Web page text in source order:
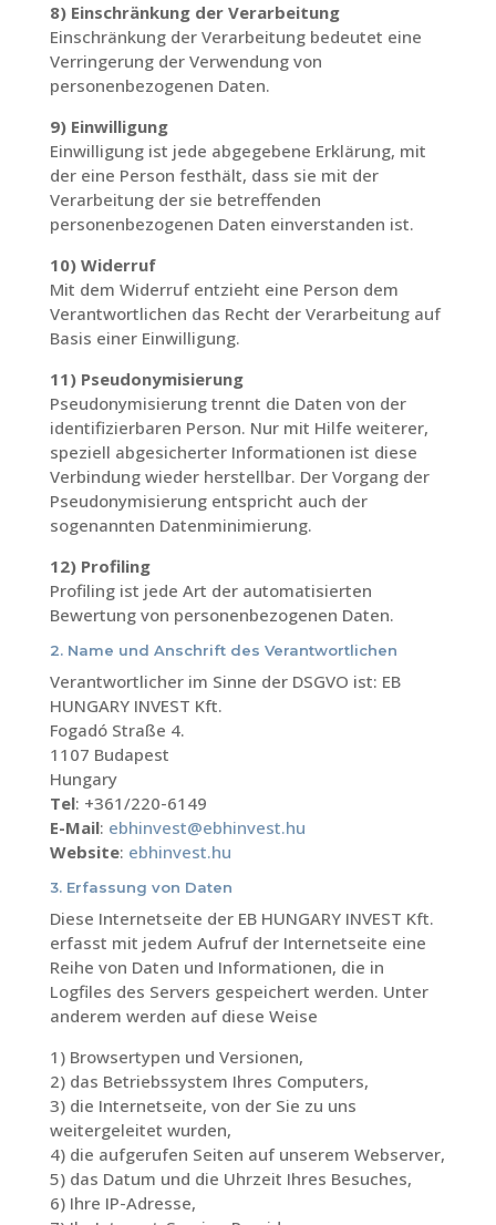
8) Einschränkung der Verarbeitung
Einschränkung der Verarbeitung bedeutet eine
Verringerung der Verwendung von
personenbezogenen Daten.
9) Einwilligung
Einwilligung ist jede abgegebene Erklärung, mit
der eine Person festhält, dass sie mit der
Verarbeitung der sie betreffenden
personenbezogenen Daten einverstanden ist.
10) Widerruf
Mit dem Widerruf entzieht eine Person dem
Verantwortlichen das Recht der Verarbeitung auf
Basis einer Einwilligung.
11) Pseudonymisierung
Pseudonymisierung trennt die Daten von der
identifizierbaren Person. Nur mit Hilfe weiterer,
speziell abgesicherter Informationen ist diese
Verbindung wieder herstellbar. Der Vorgang der
Pseudonymisierung entspricht auch der
sogenannten Datenminimierung.
12) Profiling
Profiling ist jede Art der automatisierten
Bewertung von personenbezogenen Daten.
2. Name und Anschrift des Verantwortlichen
Verantwortlicher im Sinne der DSGVO ist: EB
HUNGARY INVEST Kft.
Fogadó Straße 4.
1107 Budapest
Hungary
Tel: +361/220-6149
E-Mail: ebhinvest@ebhinvest.hu
Website: ebhinvest.hu
3. Erfassung von Daten
Diese Internetseite der EB HUNGARY INVEST Kft.
erfasst mit jedem Aufruf der Internetseite eine
Reihe von Daten und Informationen, die in
Logfiles des Servers gespeichert werden. Unter
anderem werden auf diese Weise
1) Browsertypen und Versionen,
2) das Betriebssystem Ihres Computers,
3) die Internetseite, von der Sie zu uns
weitergeleitet wurden,
4) die aufgerufen Seiten auf unserem Webserver,
5) das Datum und die Uhrzeit Ihres Besuches,
6) Ihre IP-Adresse,